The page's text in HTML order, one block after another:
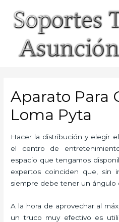
content
Aparato Para
Loma Pyta
Hacer la distribución y elegir
el centro de
espacio que tengamos
expertos coinciden que, sin
siempre debe tener un ángulo
A la hora de aprovechar al
un truco muy efectivo es